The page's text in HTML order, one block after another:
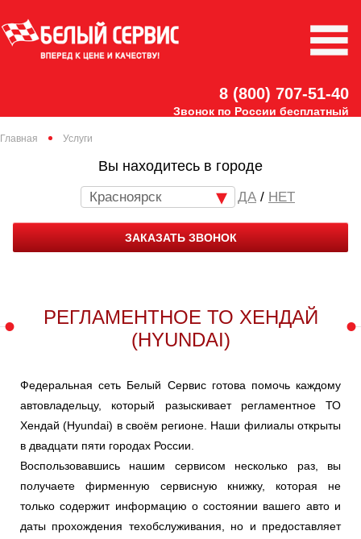
8 (800) 707-51-40
Звонок по России бесплатный
Главная Услуги
Вы находитесь в городе
Красноярск / НЕТ
ЗАКАЗАТЬ ЗВОНОК
РЕГЛАМЕНТНОЕ ТО ХЕНДАЙ
(HYUNDAI)
Федеральная сеть Белый Сервис готова помочь каждому
автовладельцу, который разыскивает регламентное ТО
Хендай (Hyundai) в своём регионе. Наши филиалы открыты
в двадцати пяти городах России.
Воспользовавшись нашим сервисом несколько раз, вы
получаете фирменную сервисную книжку, которая не
только содержит информацию о состоянии вашего авто и
даты прохождения техобслуживания, но и предоставляет